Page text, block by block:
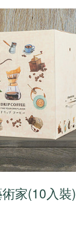
家(10入裝)